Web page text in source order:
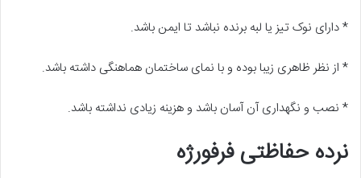
*دارای نوک تیز یا لبه برنده نباشد تا ایمن باشد.
* از نظر ظاهری زیبا بوده و با نمای ساختمان هماهنگی داشته باشد.
* نصب و نگهداری آن آسان باشد و هزینه زیادی نداشته باشد.
نرده حفاظتی فرفورژه